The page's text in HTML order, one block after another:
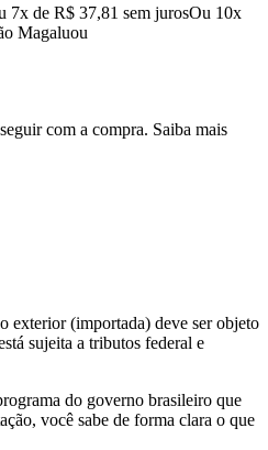
7x de R$ 37,81 sem jurosOu 10x
Magaluou
com a compra. Saiba mais
exterior (importada) deve ser objeto
sujeita a tributos federal e
do governo brasileiro que
você sabe de forma clara o que